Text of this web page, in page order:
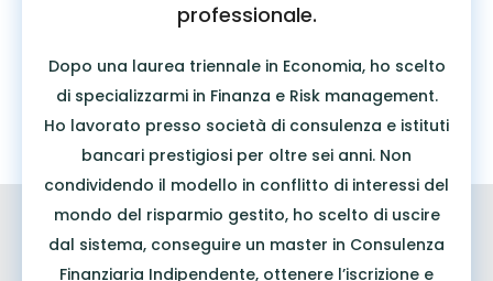
professionale.
Dopo una laurea triennale in Economia, ho scelto
di specializzarmi in Finanza e Risk management.
Ho lavorato presso società di consulenza e istituti
bancari prestigiosi per oltre sei anni. Non
condividendo il modello in conflitto di interessi del
mondo del risparmio gestito, ho scelto di uscire
dal sistema, conseguire un master in Consulenza
Finanziaria Indipendente, ottenere l’iscrizione e